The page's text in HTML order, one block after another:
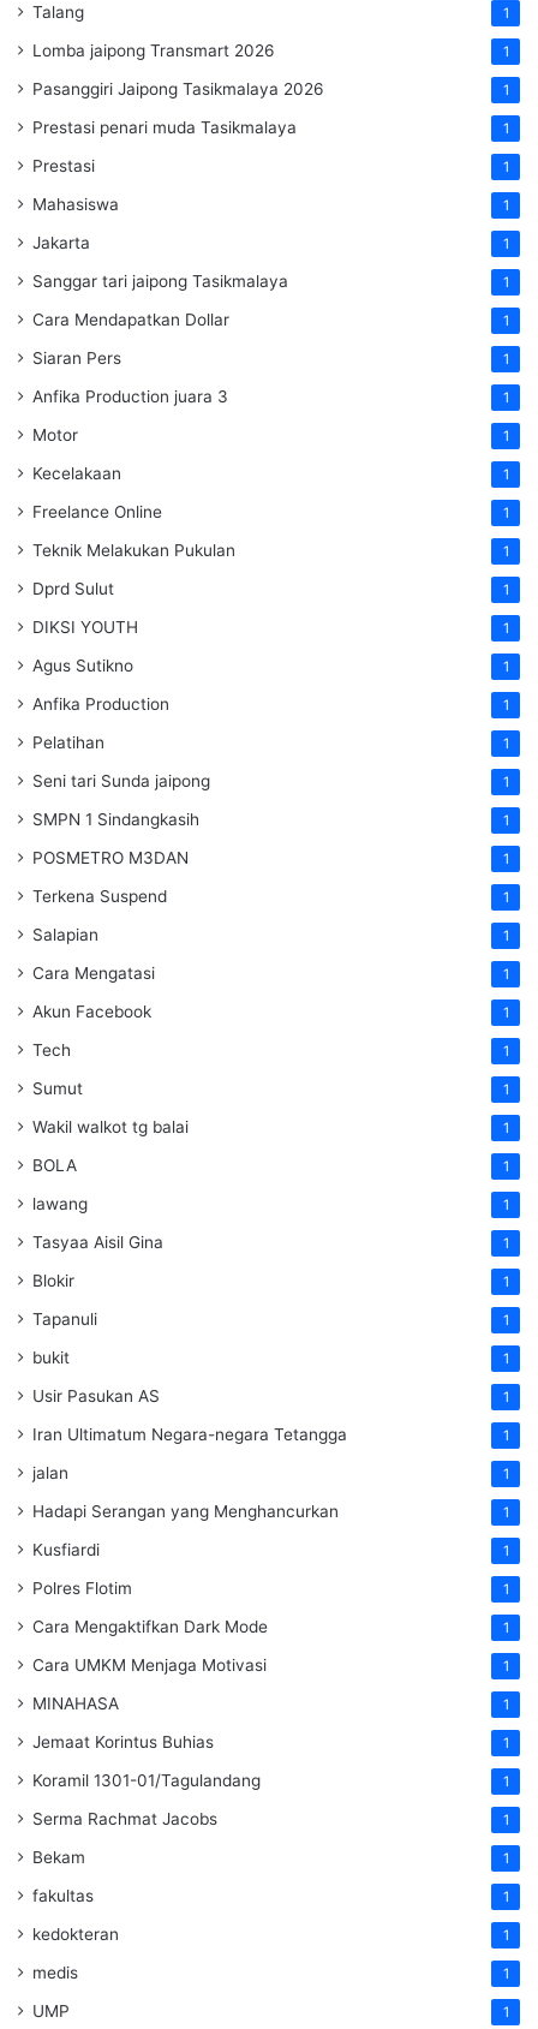
Talang 1
Lomba jaipong Transmart 2026 1
Pasanggiri Jaipong Tasikmalaya 2026 1
Prestasi penari muda Tasikmalaya 1
Prestasi 1
Mahasiswa 1
Jakarta 1
Sanggar tari jaipong Tasikmalaya 1
Cara Mendapatkan Dollar 1
Siaran Pers 1
Anfika Production juara 3 1
Motor 1
Kecelakaan 1
Freelance Online 1
Teknik Melakukan Pukulan 1
Dprd Sulut 1
DIKSI YOUTH 1
Agus Sutikno 1
Anfika Production 1
Pelatihan 1
Seni tari Sunda jaipong 1
SMPN 1 Sindangkasih 1
POSMETRO M3DAN 1
Terkena Suspend 1
Salapian 1
Cara Mengatasi 1
Akun Facebook 1
Tech 1
Sumut 1
Wakil walkot tg balai 1
BOLA 1
lawang 1
Tasyaa Aisil Gina 1
Blokir 1
Tapanuli 1
bukit 1
Usir Pasukan AS 1
Iran Ultimatum Negara-negara Tetangga 1
jalan 1
Hadapi Serangan yang Menghancurkan 1
Kusfiardi 1
Polres Flotim 1
Cara Mengaktifkan Dark Mode 1
Cara UMKM Menjaga Motivasi 1
MINAHASA 1
Jemaat Korintus Buhias 1
Koramil 1301-01/Tagulandang 1
Serma Rachmat Jacobs 1
Bekam 1
fakultas 1
kedokteran 1
medis 1
UMP 1